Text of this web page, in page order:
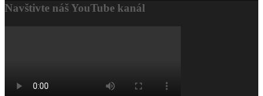
Navštivte náš YouTube kanál